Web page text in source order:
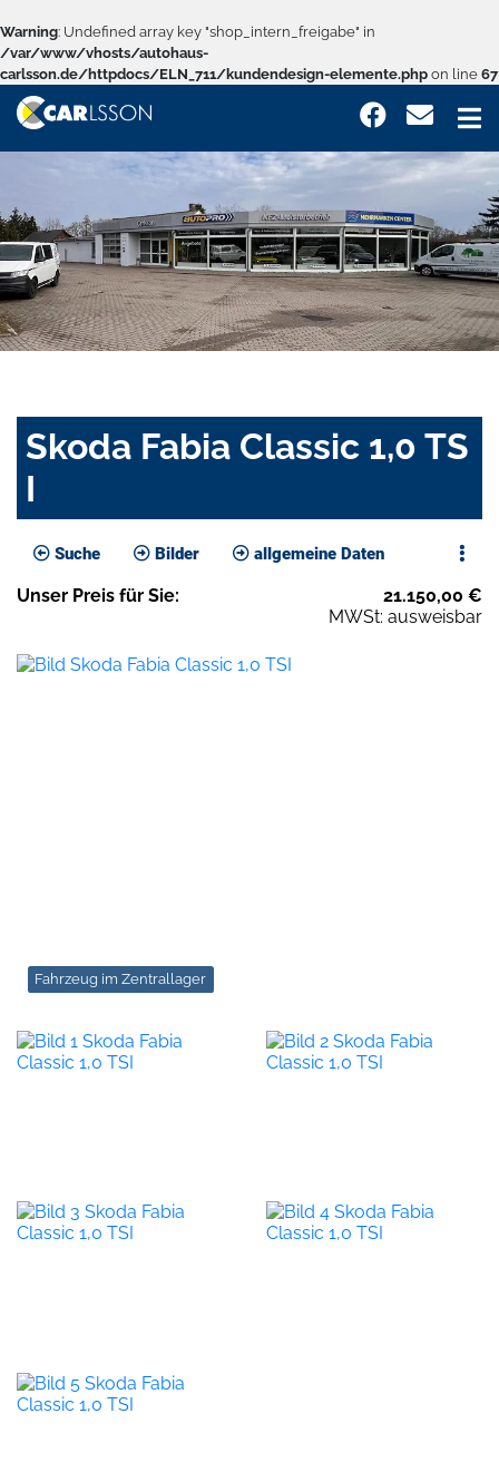
Warning: Undefined array key "shop_intern_freigabe" in
/var/www/vhosts/autohaus-
carlsson.de/httpdocs/ELN_711/kundendesign-elemente.php on line 67
Skoda Fabia Classic 1,0 TS
I
Suche Bilder allgemeine Daten
Unser Preis für Sie: 21.150,00 €
MWSt: ausweisbar
Fahrzeug im Zentrallager